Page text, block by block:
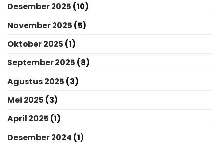
Desember 2025 (10)
November 2025 (5)
Oktober 2025 (1)
September 2025 (8)
Agustus 2025 (3)
Mei 2025 (3)
April 2025 (1)
Desember 2024 (1)